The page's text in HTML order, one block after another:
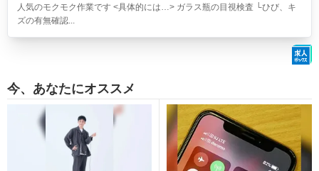
人気のモクモク作業です <具体的には…> ガラス瓶の目視検査 └ひび、キ
ズの有無確認...
今、あなたにオススメ